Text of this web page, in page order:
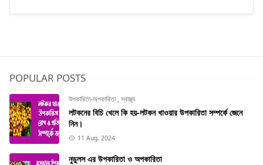
POPULAR POSTS
উপকারিতা-অপকারিতা,স্বাস্থ্য
লটকনের বিচি খেলে কি হয়-লটকন খাওয়ার উপকারিতা সম্পর্কে জেনে
নিন।
11 Aug, 2024
নুডুলস এর উপকারিতা ও অপকারিতা